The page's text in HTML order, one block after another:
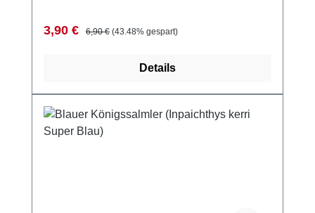
Verkaufspreis:
3,90 € Regulärer Preis:
6,90 € (43.48% gespart)
Details